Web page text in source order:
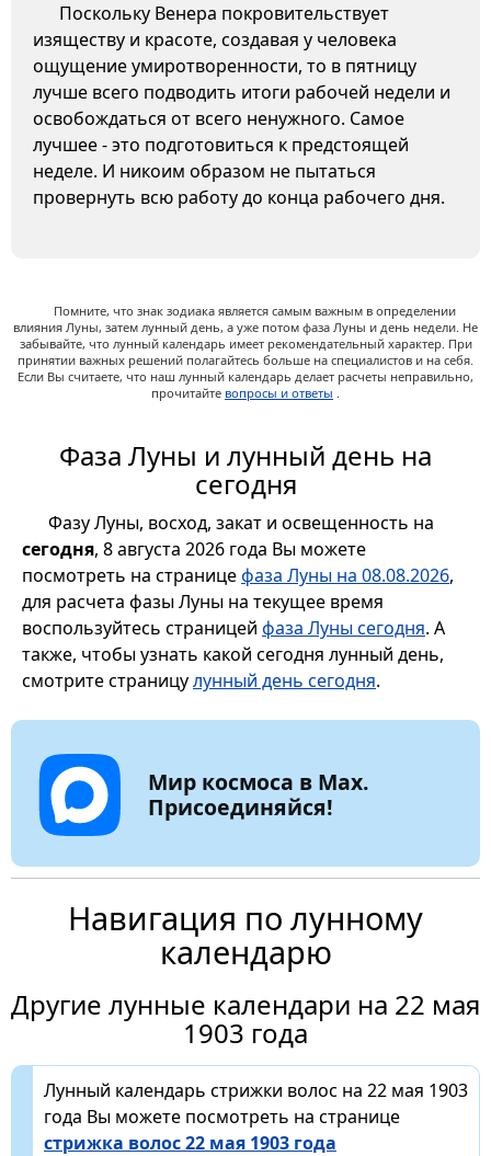
Поскольку Венера покровительствует
изяществу и красоте, создавая у человека
ощущение умиротворенности, то в пятницу
лучше всего подводить итоги рабочей недели и
освобождаться от всего ненужного. Самое
лучшее - это подготовиться к предстоящей
неделе. И никоим образом не пытаться
провернуть всю работу до конца рабочего дня.
Помните, что знак зодиака является самым важным в определении
влияния Луны, затем лунный день, а уже потом фаза Луны и день недели. Не
забывайте, что лунный календарь имеет рекомендательный характер. При
принятии важных решений полагайтесь больше на специалистов и на себя.
Если Вы считаете, что наш лунный календарь делает расчеты неправильно,
прочитайте вопросы и ответы .
Фаза Луны и лунный день на
сегодня
Фазу Луны, восход, закат и освещенность на
сегодня, 8 августа 2026 года Вы можете
посмотреть на страницефаза Луны на 08.08.2026,
для расчета фазы Луны на текущее время
воспользуйтесь страницей фаза Луны сегодня. А
также, чтобы узнать какой сегодня лунный день,
смотрите страницулунный день сегодня.
Мир космоса в Max.
Присоединяйся!
Навигация по лунному
календарю
Другие лунные календари на 22 мая
1903 года
Лунный календарь стрижки волос на 22 мая 1903
года Вы можете посмотреть на странице
стрижка волос 22 мая 1903 года